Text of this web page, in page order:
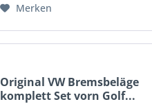
Merken
Original VW Bremsbeläge
komplett Set vorn Golf...